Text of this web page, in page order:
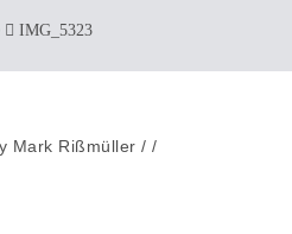
IMG_5323
Mark Rißmüller / /